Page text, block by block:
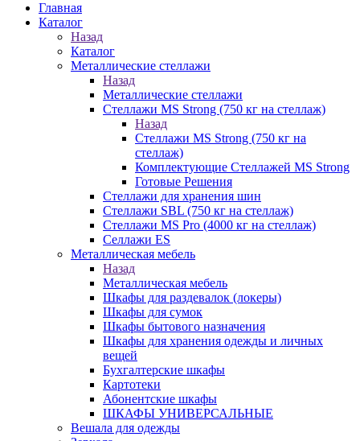
Главная
Каталог
Назад
Каталог
Металлические стеллажи
Назад
Металлические стеллажи
Стеллажи MS Strong (750 кг на стеллаж)
Назад
Стеллажи MS Strong (750 кг на
стеллаж)
Комплектующие Стеллажей MS Strong
Готовые Решения
Стеллажи для хранения шин
Стеллажи SBL (750 кг на стеллаж)
Стеллажи MS Pro (4000 кг на стеллаж)
Селлажи ES
Металлическая мебель
Назад
Металлическая мебель
Шкафы для раздевалок (локеры)
Шкафы для сумок
Шкафы бытового назначения
Шкафы для хранения одежды и личных
вещей
Бухгалтерские шкафы
Картотеки
Абонентские шкафы
ШКАФЫ УНИВЕРСАЛЬНЫЕ
Вешала для одежды